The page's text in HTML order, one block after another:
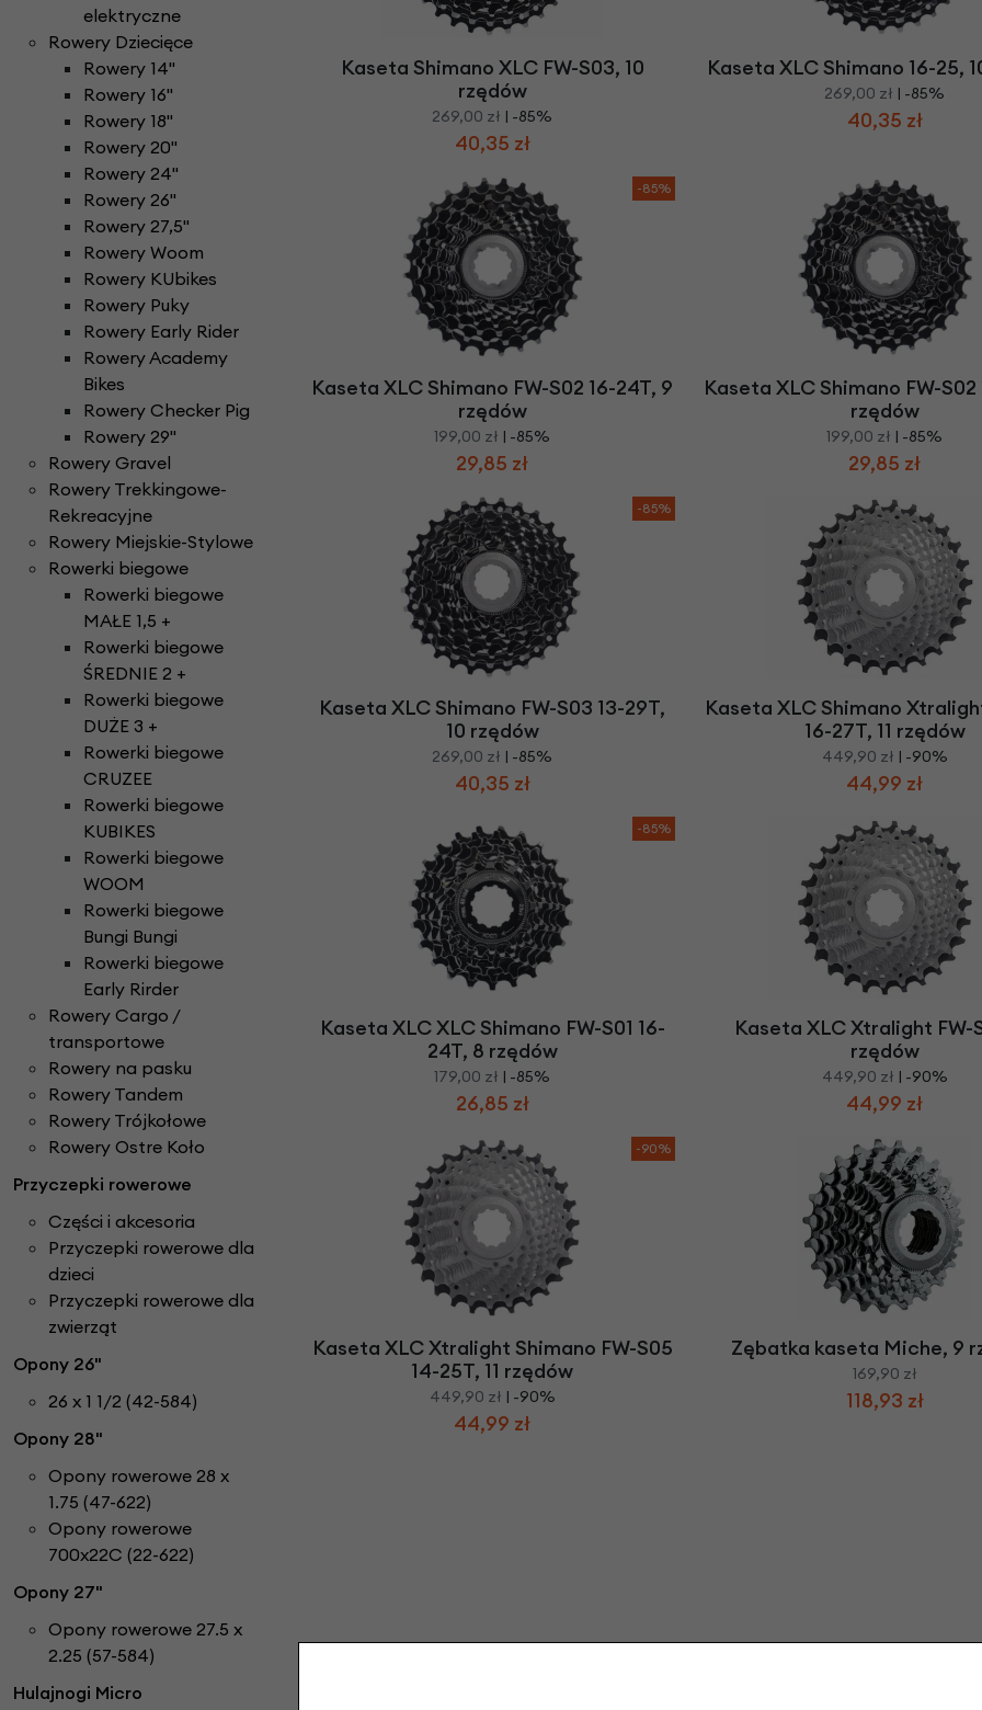
Rowery Składane
Rowery Tandem
Rowery Trójkołowe
Rowerki biegowe
Rowery Cargo / transportowe
Checker Pig
Inny
Części do rowerów elektrycznych
Dzwonki rowerowe
F oteliki rowerowe
Hamulce rowerowe
Kasety i wolnobiegi
Kaski rowerowe
ańcuchy i paski rowerowe
Napęd paskowy Gates
Narzędzia rowerowe
bręcze i koła rowerowe
Przerzutki rowerowe
Strida - części
Peruzzo
elektryczne
Rowery Dziecięce
Rowery 14''
Rowery 16''
Rowery 18''
Rowery 20''
Rowery 24''
Rowery 26"
Rowery 27,5"
Rowery Woom
Rowery KUbikes
Rowery Puky
Rowery Early Rider
Rowery Academy
Bikes
Rowery Checker Pig
Rowery 29"
Rowery Gravel
Rowery Trekkingowe-
Rekreacyjne
Rowery Miejskie-Stylowe
Rowerki biegowe
Rowerki biegowe
MAŁE 1,5 +
Rowerki biegowe
ŚREDNIE 2 +
Rowerki biegowe
DUŻE 3 +
Rowerki biegowe
CRUZEE
Rowerki biegowe
KUBIKES
Rowerki biegowe
WOOM
Rowerki biegowe
Bungi Bungi
Rowerki biegowe
Early Rirder
Rowery Cargo /
transportowe
Rowery na pasku
Rowery Tandem
Rowery Trójkołowe
Rowery Ostre Koło
Przyczepki rowerowe
Części i akcesoria
Przyczepki rowerowe dla
dzieci
Przyczepki rowerowe dla
zwierząt
Opony 26"
26 x 1 1/2 (42-584)
Opony 28"
Opony rowerowe 28 x
1.75 (47-622)
Opony rowerowe
700x22C (22-622)
Opony 27"
Opony rowerowe 27.5 x
2.25 (57-584)
Hulajnogi Micro
Kaseta Shimano XLC FW-S03, 10
rzędów
269,00 zł | -85%
40,35 zł
Kaseta XLC Shimano 16-25,
269,00 zł | -85%
40,35 zł
-85%
Kaseta XLC Shimano FW-S02 16-24T, 9
rzędów
199,00 zł | -85%
29,85 zł
Kaseta XLC Shimano FW-S02
rzędów
199,00 zł | -85%
29,85 zł
-85%
Kaseta XLC Shimano FW-S03 13-29T,
10 rzędów
269,00 zł | -85%
40,35 zł
Kaseta XLC Shimano
16-27T, 11 rzędów
449,90 zł | -90%
44,99 zł
-85%
Kaseta XLC XLC Shimano FW-S01 16-
24T, 8 rzędów
179,00 zł | -85%
26,85 zł
Kaseta XLC Xtralight FW-
rzędów
449,90 zł | -90%
44,99 zł
-90%
Kaseta XLC Xtralight Shimano FW-S05
14-25T, 11 rzędów
449,90 zł | -90%
44,99 zł
Zębatka kaseta Miche, 9
169,90 zł
118,93 zł